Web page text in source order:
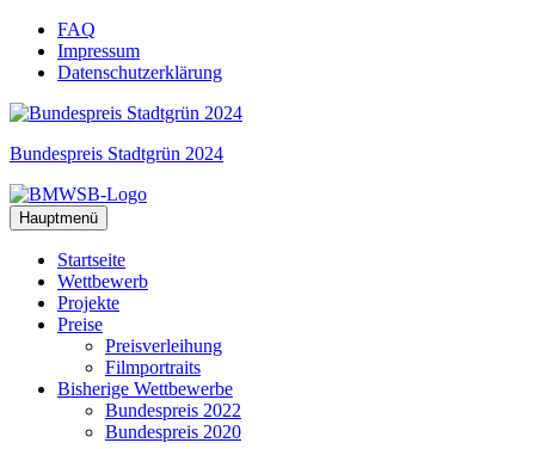
Zum
Inhalt
springen
FAQ
Impressum
Datenschutzerklärung
Bundespreis Stadtgrün 2024
Hauptmenü
Startseite
Wettbewerb
Projekte
Preise
Preisverleihung
Filmportraits
Bisherige Wettbewerbe
Bundespreis 2022
Bundespreis 2020